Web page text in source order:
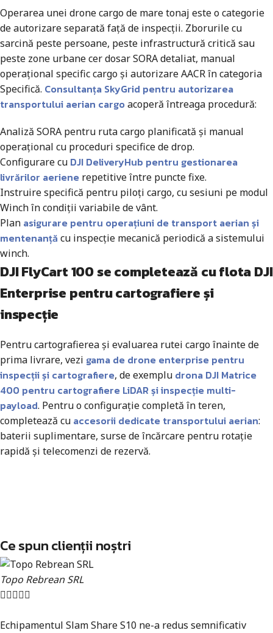
Operarea unei drone cargo de mare tonaj este o categorie
de autorizare separată față de inspecții. Zborurile cu
sarcină peste persoane, peste infrastructură critică sau
peste zone urbane cer dosar SORA detaliat, manual
operațional specific cargo și autorizare AACR în categoria
Specifică. Consultanța SkyGrid pentru autorizarea
transportului aerian cargo acoperă întreaga procedură:
Analiză SORA pentru ruta cargo planificată și manual
operațional cu proceduri specifice de drop.
Configurare cu DJI DeliveryHub pentru gestionarea
livrărilor aeriene repetitive între puncte fixe.
Instruire specifică pentru piloți cargo, cu sesiuni pe modul
Winch în condiții variabile de vânt.
Plan asigurare pentru operațiuni de transport aerian și
mentenanță cu inspecție mecanică periodică a sistemului
winch.
DJI FlyCart 100 se completează cu flota DJI
Enterprise pentru cartografiere și
inspecție
Pentru cartografierea și evaluarea rutei cargo înainte de
prima livrare, vezi gama de drone enterprise pentru
inspecții și cartografiere, de exemplu drona DJI Matrice
400 pentru cartografiere LiDAR și inspecție multi-
payload. Pentru o configurație completă în teren,
completează cu accesorii dedicate transportului aerian:
baterii suplimentare, surse de încărcare pentru rotație
rapidă și telecomenzi de rezervă.
Contactează-ne acum
Ai nevoie de ajutor specializat? Echipa noastră de experți te poate
ghida în alegerea produsului perfect!
Ce spun clienții noștri
Topo Rebrean SRL

Echipamentul Slam Share S10 ne-a redus semnificativ